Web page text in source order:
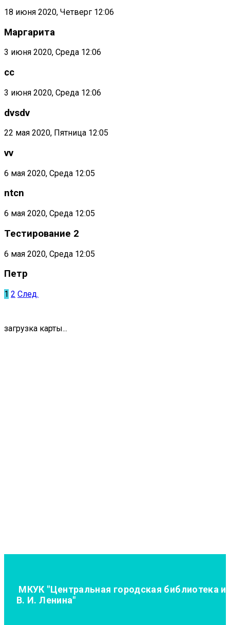
18 июня 2020, Четверг 12:06
Маргарита
3 июня 2020, Среда 12:06
cc
3 июня 2020, Среда 12:06
dvsdv
22 мая 2020, Пятница 12:05
vv
6 мая 2020, Среда 12:05
ntcn
6 мая 2020, Среда 12:05
Тестирование 2
6 мая 2020, Среда 12:05
Петр
1 2 След.
загрузка карты...
МКУК "Центральная городская библиотека
В. И. Ленина"